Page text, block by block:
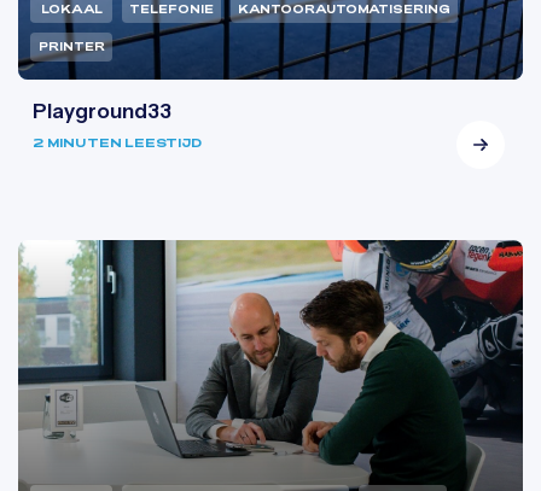
LOKAAL TELEFONIE KANTOORAUTOMATISERING
PRINTER
Playground33
2 MINUTEN LEESTIJD